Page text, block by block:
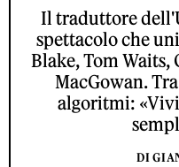
Il traduttore
spettacolo che
Blake, Tom Waits,
MacGowan.
algoritmi:
DI